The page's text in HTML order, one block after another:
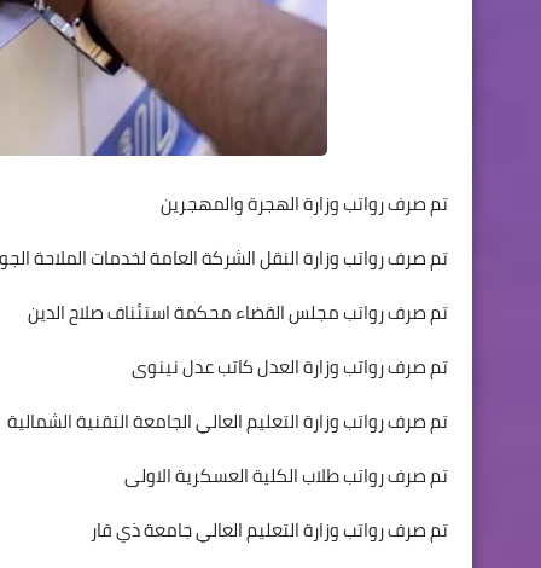
تم صرف رواتب وزارة الهجرة والمهجرين
تم صرف رواتب وزارة النقل الشركة العامة لخدمات الملاحة
تم صرف رواتب مجلس القضاء محكمة استئناف صلاح الدين
تم صرف رواتب وزارة العدل كاتب عدل نينوى
تم صرف رواتب وزارة التعليم العالي الجامعة التقنية الشمالية
تم صرف رواتب طلاب الكلية العسكرية الاولى
تم صرف رواتب وزارة التعليم العالي جامعة ذي قار